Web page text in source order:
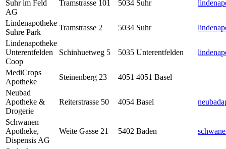
Suhr im Feld
AG
Tramstrasse 101 5034 Suhr
Lindenapotheke
Suhre Park
Tramstrasse 2 5034 Suhr
Lindenapotheke
Unterentfelden
Coop
Schinhuetweg 5 5035 Unterentfelden
MediCrops
Apotheke
Steinenberg 23 4051 4051 Basel
Neubad
Apotheke &
Drogerie
Reiterstrasse 50 4054 Basel
Schwanen
Apotheke,
Dispensis AG
Weite Gasse 21 5402 Baden